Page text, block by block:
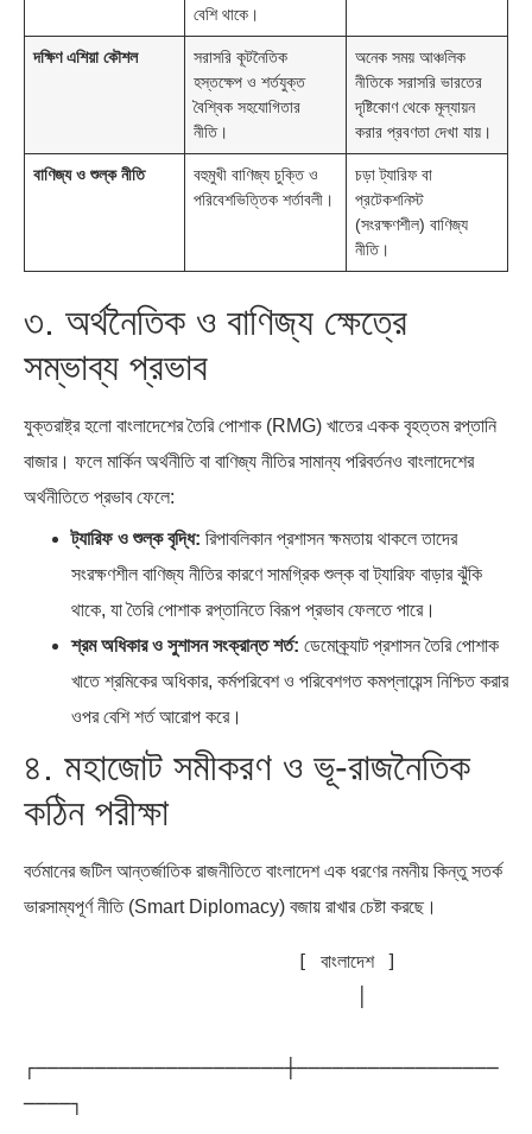
বেশি থাকে।
দক্ষিণ এশিয়া কৌশল
সরাসরি কূটনৈতিক
হস্তক্ষেপ ও শর্তযুক্ত
বৈশ্বিক সহযোগিতার
নীতি।
অনেক সময় আঞ্চলিক
নীতিকে সরাসরি ভারতের
দৃষ্টিকোণ থেকে মূল্যায়ন
করার প্রবণতা দেখা যায়।
বাণিজ্য ও শুল্ক নীতি
বহুমুখী বাণিজ্য চুক্তি ও
পরিবেশভিত্তিক শর্তাবলী।
চড়া ট্যারিফ বা
প্রটেকশনিস্ট
(সংরক্ষণশীল) বাণিজ্য
নীতি।
৩. অর্থনৈতিক ও বাণিজ্য ক্ষেত্রে
সম্ভাব্য প্রভাব
যুক্তরাষ্ট্র হলো বাংলাদেশের তৈরি পোশাক (RMG) খাতের একক বৃহত্তম রপ্তানি
বাজার। ফলে মার্কিন অর্থনীতি বা বাণিজ্য নীতির সামান্য পরিবর্তনও বাংলাদেশের
অর্থনীতিতে প্রভাব ফেলে:
ট্যারিফ ও শুল্ক বৃদ্ধি: রিপাবলিকান প্রশাসন ক্ষমতায় থাকলে তাদের
সংরক্ষণশীল বাণিজ্য নীতির কারণে সামগ্রিক শুল্ক বা ট্যারিফ বাড়ার ঝুঁকি
থাকে, যা তৈরি পোশাক রপ্তানিতে বিরূপ প্রভাব ফেলতে পারে।
শ্রম অধিকার ও সুশাসন সংক্রান্ত শর্ত: ডেমোক্র্যাট প্রশাসন তৈরি পোশাক
খাতে শ্রমিকের অধিকার, কর্মপরিবেশ ও পরিবেশগত কমপ্লায়েন্স নিশ্চিত করার
ওপর বেশি শর্ত আরোপ করে।
৪. মহাজোট সমীকরণ ও ভূ-রাজনৈতিক
কঠিন পরীক্ষা
বর্তমানের জটিল আন্তর্জাতিক রাজনীতিতে বাংলাদেশ এক ধরণের নমনীয় কিন্তু সতর্ক
ভারসাম্যপূর্ণ নীতি (Smart Diplomacy) বজায় রাখার চেষ্টা করছে।
┌─────────────────────┼─────────────────
────┐